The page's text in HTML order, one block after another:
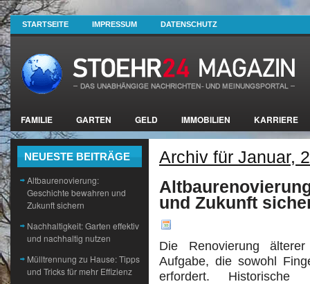
STARTSEITE IMPRESSUM DATENSCHUTZ
FAMILIE GARTEN GELD IMMOBILIEN KARRIERE
NEUESTE BEITRÄGE
Altbaurenovierung:
Geschichte bewahren und
Zukunft sichern
Nachhaltigkeit: Garten effektiv
und nachhaltig nutzen
Mülltrennung zu Hause: Tipps
und Tricks für mehr Effizienz
Archiv für Januar,
und Zukunft
Die Renovierung
Aufgabe, die sowohl
erfordert. Historische